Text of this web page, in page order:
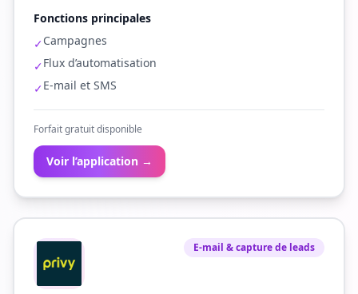
Fonctions principales
✓Campagnes
✓Flux d’automatisation
✓E-mail et SMS
Forfait gratuit disponible
Voir l’application →
E-mail & capture de leads